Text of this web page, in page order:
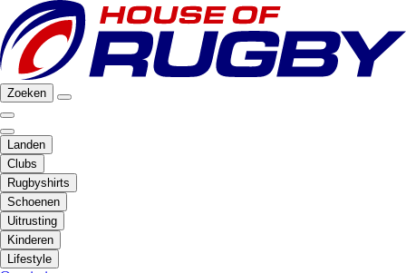
Zoeken
Landen
Clubs
Rugbyshirts
Schoenen
Uitrusting
Kinderen
Lifestyle